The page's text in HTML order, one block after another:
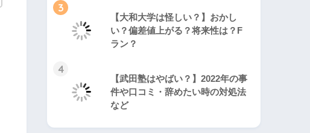
3
【大和大学は怪しい？】おかし
い？偏差値上がる？将来性は？F
ラン？
4
【武田塾はやばい？】2022年の事
件や口コミ・辞めたい時の対処法
など